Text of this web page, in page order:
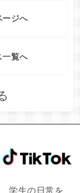
ージへ
一覧へ
学生の日常を